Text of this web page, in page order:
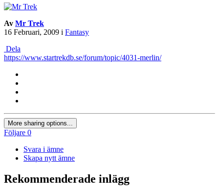
Av Mr Trek
16 Februari, 2009 i Fantasy
Dela
https://www.startrekdb.se/forum/topic/4031-merlin/
More sharing options...
Följare 0
Svara i ämne
Skapa nytt ämne
Rekommenderade inlägg